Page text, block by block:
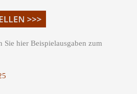
Sie hier Beispielausgaben zum